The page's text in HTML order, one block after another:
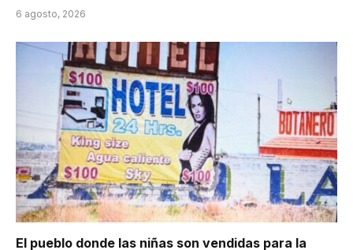
6 agosto, 2026
El pueblo donde las niñas son vendidas para la